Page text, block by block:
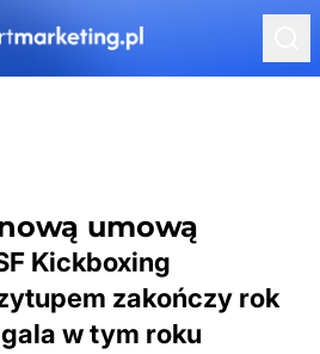
umową
Kickboxing
zakończy rok
w tym roku